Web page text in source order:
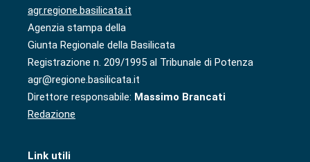
agr.regione.basilicata.it
Agenzia stampa della
Giunta Regionale della Basilicata
Registrazione n. 209/1995 al Tribunale di Potenza
agr@regione.basilicata.it
Direttore responsabile: Massimo Brancati
Redazione
Link utili